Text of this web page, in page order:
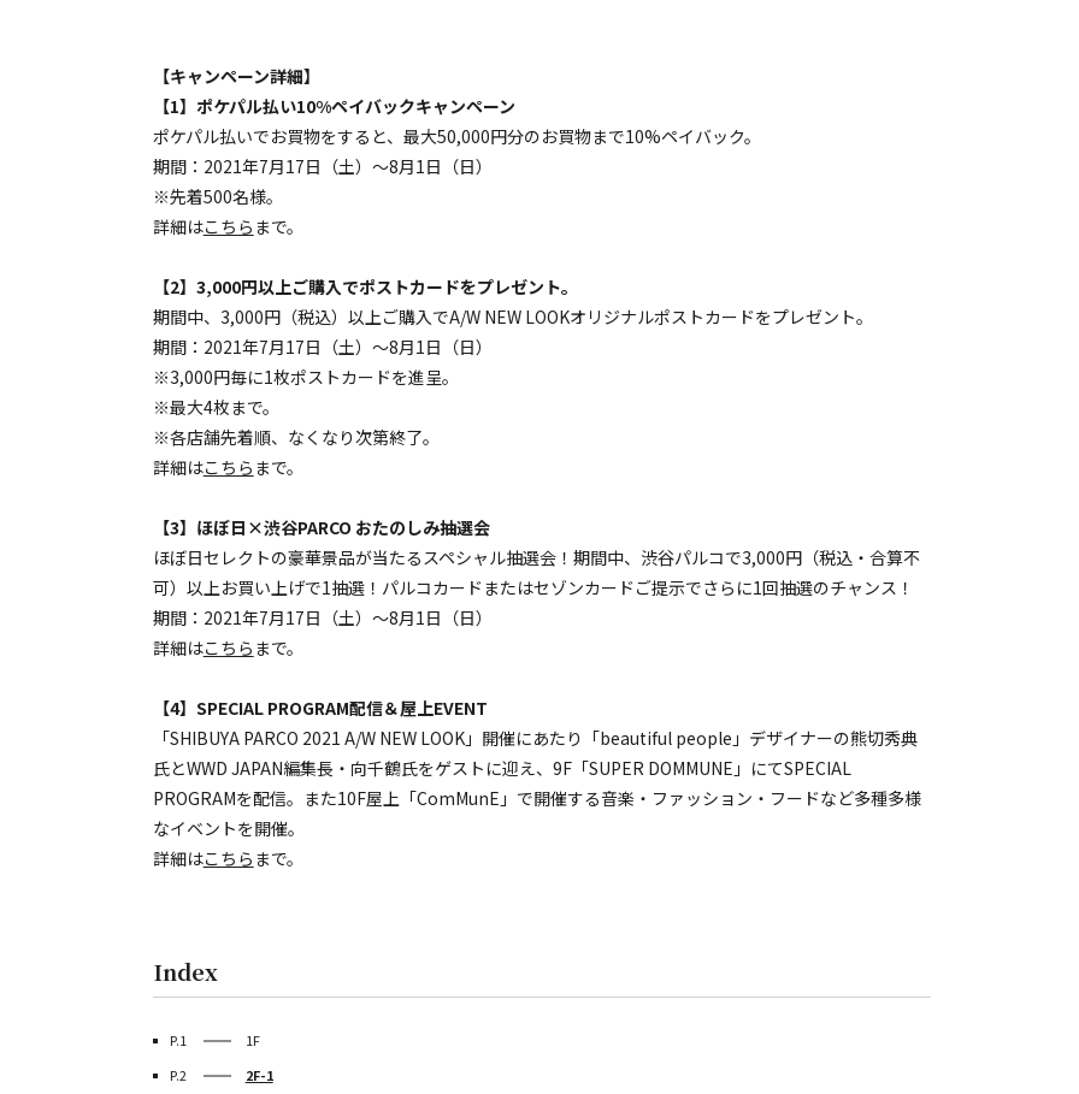
【キャンペーン詳細】
【1】ポケパル払い10%ペイバックキャンペーン
ポケパル払いでお買物をすると、最大50,000円分のお買物まで10%ペイバック。
期間：2021年7月17日（土）～8月1日（日）
※先着500名様。
詳細はこちら まで。
【2】3,000円以上ご購入でポストカードをプレゼント。
期間中、3,000円（税込）以上ご購入でA/W NEW LOOKオリジナルポストカードをプレゼント。
期間：2021年7月17日（土）～8月1日（日）
※3,000円毎に1枚ポストカードを進呈。
※最大4枚まで。
※各店舗先着順、なくなり次第終了。
詳細はこちら まで。
【3】ほぼ日×渋谷PARCO おたのしみ抽選会
ほぼ日セレクトの豪華景品が当たるスペシャル抽選会！期間中、渋谷パルコで3,000円（税込・合算不
可）以上お買い上げで1抽選！パルコカードまたはセゾンカードご提示でさらに1回抽選のチャンス！
期間：2021年7月17日（土）～8月1日（日）
詳細はこちら まで。
【4】SPECIAL PROGRAM配信＆屋上EVENT
「SHIBUYA PARCO 2021 A/W NEW LOOK」開催にあたり「beautiful people」デザイナーの熊切秀典
氏とWWD JAPAN編集長・向千鶴氏をゲストに迎え、9F「SUPER DOMMUNE」にてSPECIAL
PROGRAMを配信。また10F屋上「ComMunE」で開催する音楽・ファッション・フードなど多種多様
なイベントを開催。
詳細はこちら まで。
Index
P.1
1F
P.2
2F-1